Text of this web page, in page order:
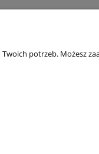
potrzeb. Możesz